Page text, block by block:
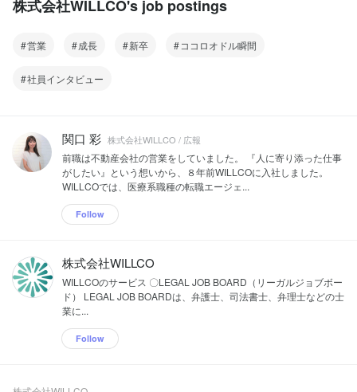
の一面もあります。 ...
株式会社WILLCO's job postings
営業 成長 新卒 ココロオドル瞬間
社員インタビュー
関口 彩 株式会社WILLCO / 広報
前職は不動産会社の営業をしていました。 『人に寄り添った仕事
がしたい』という想いから、８年前WILLCOに入社しました。
WILLCOでは、医療系職種の転職エージェ...
Follow
株式会社WILLCO
WILLCOのサービス 〇LEGAL JOB BOARD（リーガルジョブボー
ド） LEGAL JOB BOARDは、弁護士、司法書士、弁理士などの士
業に...
Follow